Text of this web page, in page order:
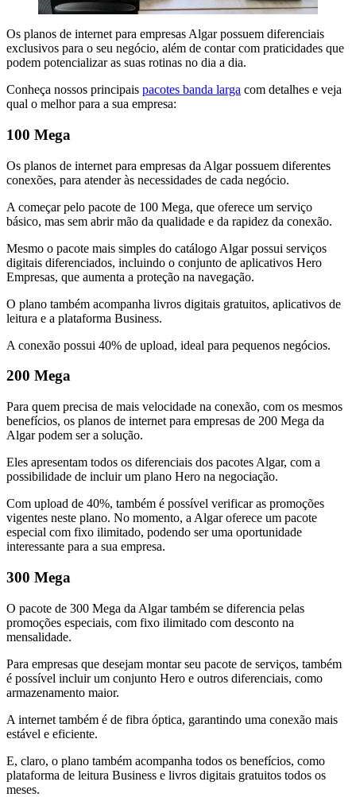
Os planos de internet para empresas Algar possuem diferenciais
exclusivos para o seu negócio, além de contar com praticidades que
podem potencializar as suas rotinas no dia a dia.
Conheça nossos principais pacotes banda larga com detalhes e veja
qual o melhor para a sua empresa:
100 Mega
Os planos de internet para empresas da Algar possuem diferentes
conexões, para atender às necessidades de cada negócio.
A começar pelo pacote de 100 Mega, que oferece um serviço
básico, mas sem abrir mão da qualidade e da rapidez da conexão.
Mesmo o pacote mais simples do catálogo Algar possui serviços
digitais diferenciados, incluindo o conjunto de aplicativos Hero
Empresas, que aumenta a proteção na navegação.
O plano também acompanha livros digitais gratuitos, aplicativos de
leitura e a plataforma Business.
A conexão possui 40% de upload, ideal para pequenos negócios.
200 Mega
Para quem precisa de mais velocidade na conexão, com os mesmos
benefícios, os planos de internet para empresas de 200 Mega da
Algar podem ser a solução.
Eles apresentam todos os diferenciais dos pacotes Algar, com a
possibilidade de incluir um plano Hero na negociação.
Com upload de 40%, também é possível verificar as promoções
vigentes neste plano. No momento, a Algar oferece um pacote
especial com fixo ilimitado, podendo ser uma oportunidade
interessante para a sua empresa.
300 Mega
O pacote de 300 Mega da Algar também se diferencia pelas
promoções especiais, com fixo ilimitado com desconto na
mensalidade.
Para empresas que desejam montar seu pacote de serviços, também
é possível incluir um conjunto Hero e outros diferenciais, como
armazenamento maior.
A internet também é de fibra óptica, garantindo uma conexão mais
estável e eficiente.
E, claro, o plano também acompanha todos os benefícios, como
plataforma de leitura Business e livros digitais gratuitos todos os
meses.